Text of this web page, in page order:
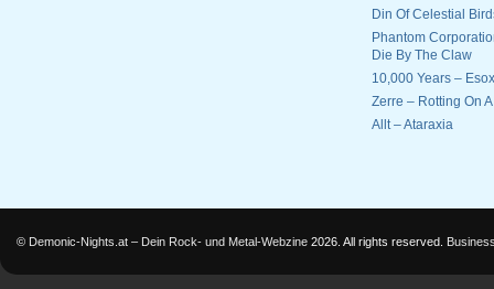
Din Of Celestial
Phantom
Die By The Claw
10,000 Years –
Zerre – Rotting On
Allt – Ataraxia
© Demonic-Nights.at – Dein Rock- und Metal-Webzine 2026. All rights reserved.